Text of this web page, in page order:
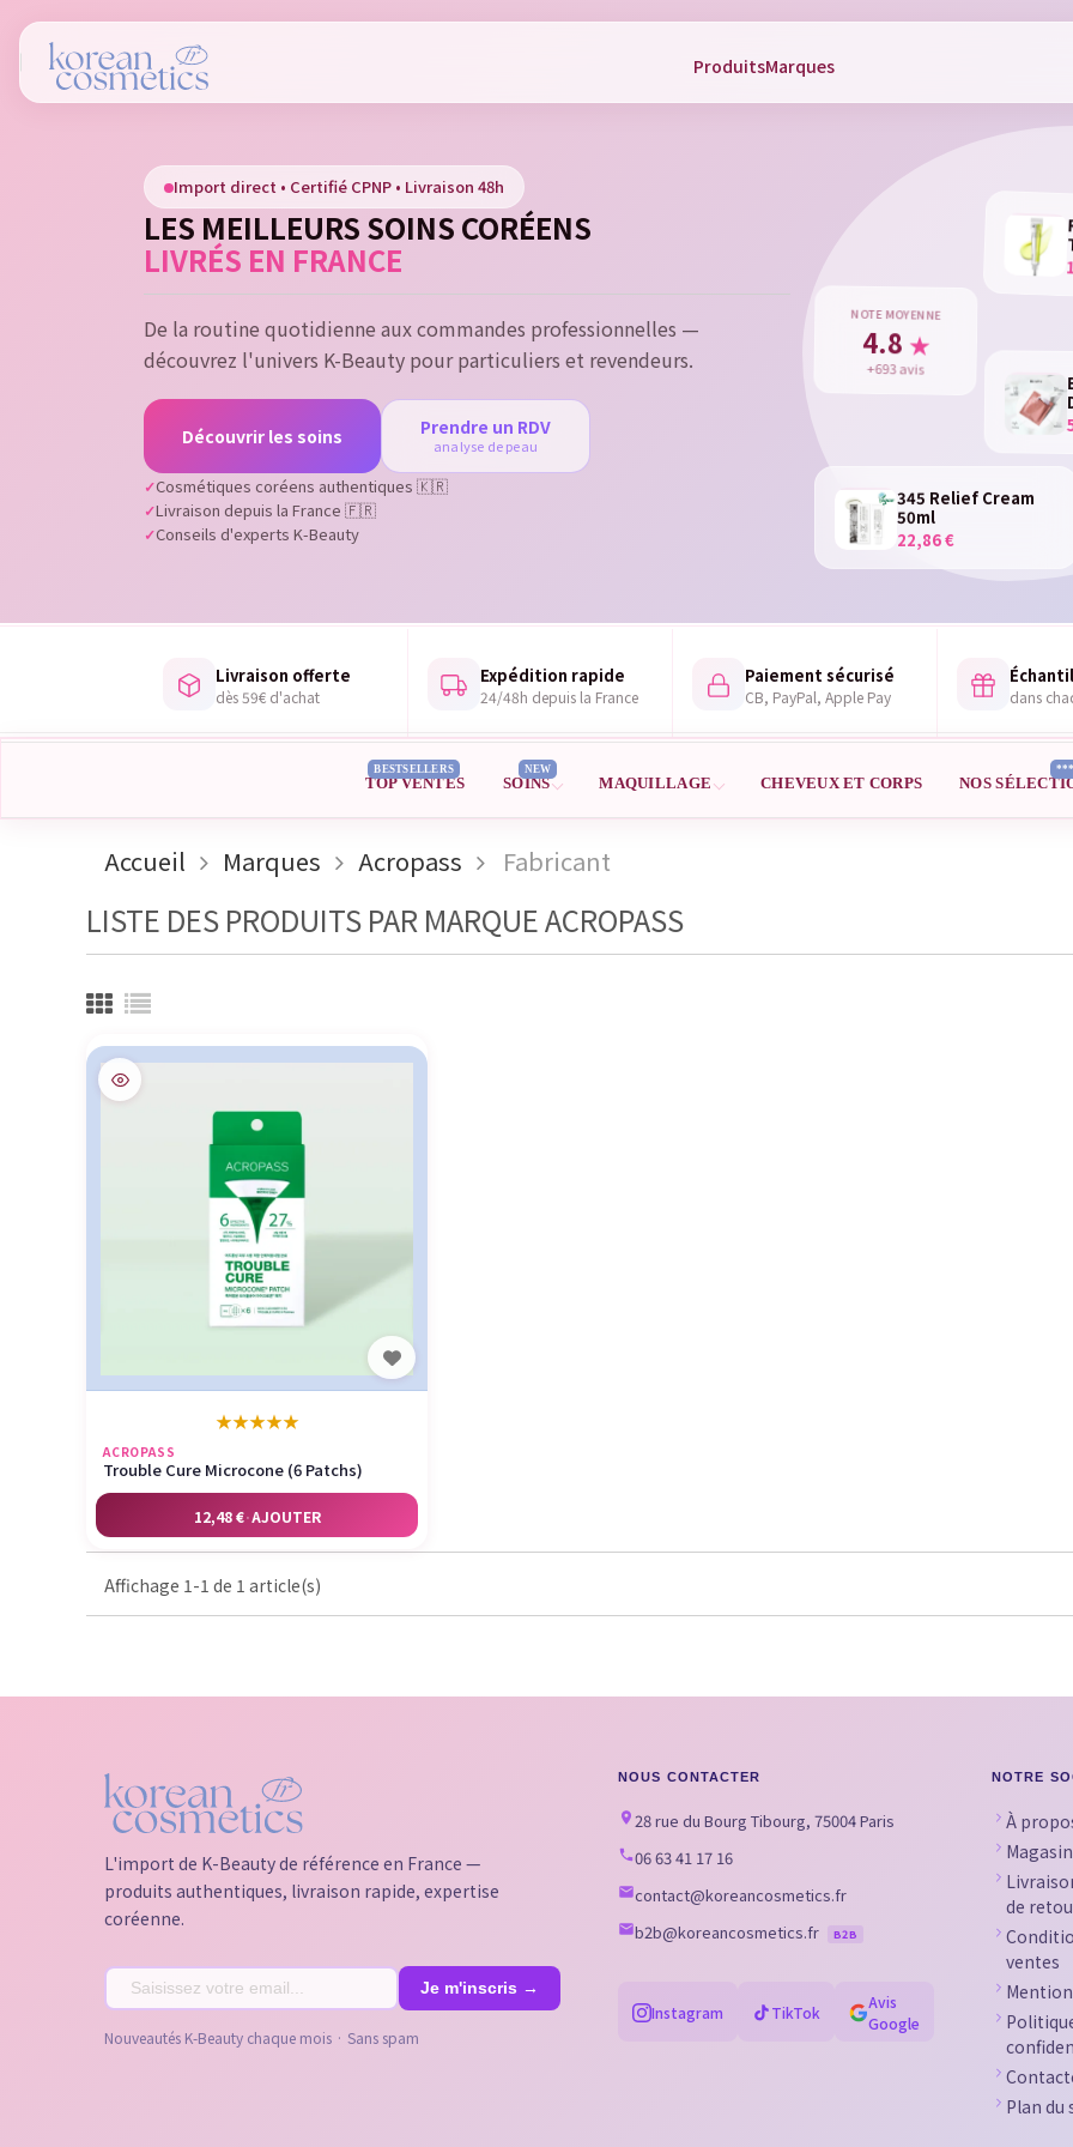
ProduitsMarques
Import direct • Certifié CPNP • Livraison 48h
LES MEILLEURS SOINS CORÉENS
LIVRÉS EN FRANCE
De la routine quotidienne aux commandes professionnelles —
découvrez l'univers K-Beauty pour particuliers et revendeurs.
Découvrir les soins Prendre un RDV
analyse de peau
Cosmétiques coréens authentiques 🇰🇷
Livraison depuis la France 🇫🇷
Conseils d'experts K-Beauty
345 Relief Cream
50ml
22,86 €
NOTE MOYENNE
4.8 ★
+693 avis
Livraison offerte
dès 59€ d'achat
Expédition rapide
24/48h depuis la France
Paiement sécurisé
CB, PayPal, Apple Pay dans
TOP VENTES
BESTSELLERS
SOINS
NEW
MAQUILLAGE CHEVEUX ET CORPS NOS
Accueil Marques Acropass Fabricant
LISTE DES PRODUITS PAR MARQUE ACROPASS
★★★★★
ACROPASS
Trouble Cure Microcone (6 Patchs)
12,48 €·AJOUTER
Affichage 1-1 de 1 article(s)
L'import de K-Beauty de référence en France —
produits authentiques, livraison rapide, expertise
coréenne.
Nouveautés K-Beauty chaque mois · Sans spam
NOUS CONTACTER
28 rue du Bourg Tibourg, 75004 Paris
06 63 41 17 16
contact@koreancosmetics.fr
b2b@koreancosmetics.fr
B2B
Instagram TikTok
Avis
Google
NOTRE
À
de
ventes
Plan du
You need to be logged in to save products in your wish list.